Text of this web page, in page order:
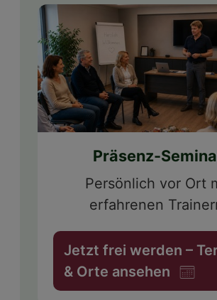
Präsenz-
Persönlich vor Ort
erfahrenen
Jetzt frei werden –
& Orte ansehen